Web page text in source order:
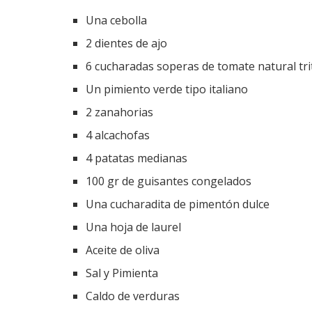
Una cebolla
2 dientes de ajo
6 cucharadas soperas de tomate natural
Un pimiento verde tipo italiano
2 zanahorias
4 alcachofas
4 patatas medianas
100 gr de guisantes congelados
Una cucharadita de pimentón dulce
Una hoja de laurel
Aceite de oliva
Sal y Pimienta
Caldo de verduras